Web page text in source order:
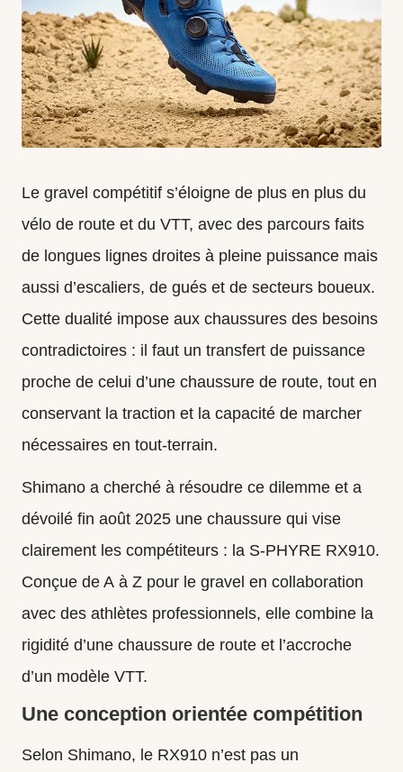
tests
de
matos,
astuces
nutrition,
route
&
gravel.
Le gravel compétitif s’éloigne de plus en plus du
vélo de route et du VTT, avec des parcours faits
de longues lignes droites à pleine puissance mais
aussi d’escaliers, de gués et de secteurs boueux.
Cette dualité impose aux chaussures des besoins
contradictoires : il faut un transfert de puissance
proche de celui d’une chaussure de route, tout en
conservant la traction et la capacité de marcher
nécessaires en tout‑terrain.
Shimano a cherché à résoudre ce dilemme et a
dévoilé fin août 2025 une chaussure qui vise
clairement les compétiteurs : la S‑PHYRE RX910.
Conçue de A à Z pour le gravel en collaboration
avec des athlètes professionnels, elle combine la
rigidité d’une chaussure de route et l’accroche
d’un modèle VTT.
Une conception orientée compétition
Selon Shimano, le RX910 n’est pas un